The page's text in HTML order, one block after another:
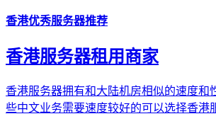
香港优秀服务器推荐
香港服务器租用商家
香港服务器拥有和大陆机房相似的速度和
些中文业务需要速度较好的可以选择香港